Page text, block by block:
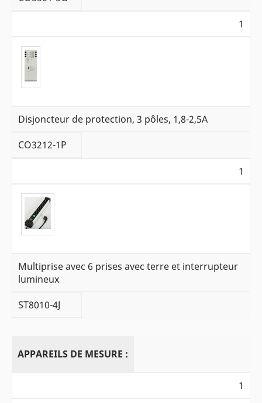
1
Disjoncteur de protection, 3 pôles, 1,8-2,5A
CO3212-1P
1
Multiprise avec 6 prises avec terre et interrupteur
lumineux
ST8010-4J
APPAREILS DE MESURE :
1